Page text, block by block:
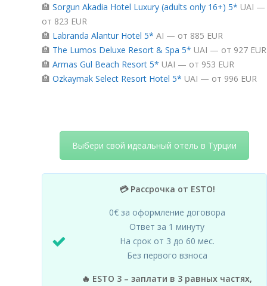
🏨 Sorgun Akadia Hotel Luxury (adults only 16+) 5* UAI —
от 823 EUR
🏨 Labranda Alantur Hotel 5* AI — от 885 EUR
🏨 The Lumos Deluxe Resort & Spa 5* UAI — от 927 EUR
🏨 Armas Gul Beach Resort 5* UAI — от 953 EUR
🏨 Ozkaymak Select Resort Hotel 5* UAI — от 996 EUR
Выбери свой идеальный отель в Турции
💳 Рассрочка от ESTO!
0€ за оформление договора
Ответ за 1 минуту
На срок от 3 до 60 мес.
Без первого взноса
🔥 ESTO 3 – заплати в 3 равных частях,